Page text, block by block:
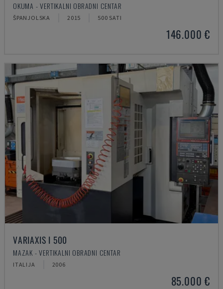
OKUMA - VERTIKALNI OBRADNI CENTAR
ŠPANJOLSKA 2015 500 SATI
146.000 €
VARIAXIS I 500
MAZAK - VERTIKALNI OBRADNI CENTAR
ITALIJA 2006
85.000 €